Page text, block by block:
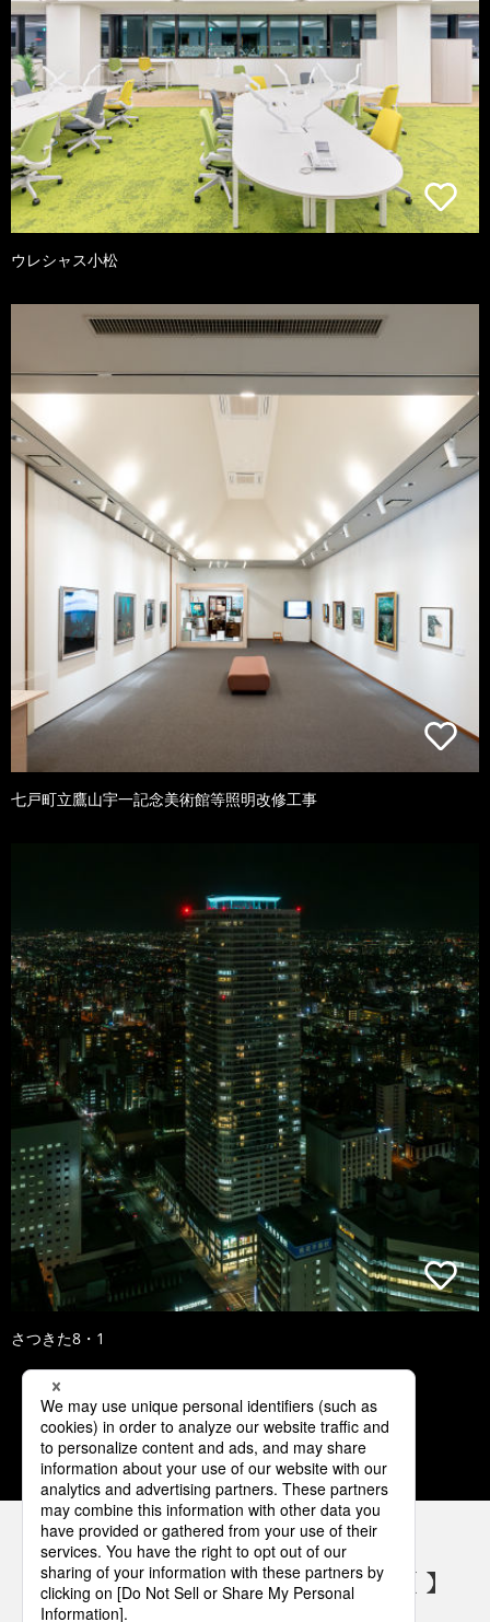
ウレシャス小松
七戸町立鷹山宇一記念美術館等照明改修工事
さつきた8・1
1 2 3 4 5
パナソニックの電気設備 SNSアカウント